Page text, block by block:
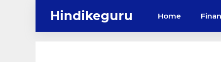
Hindikeguru Home